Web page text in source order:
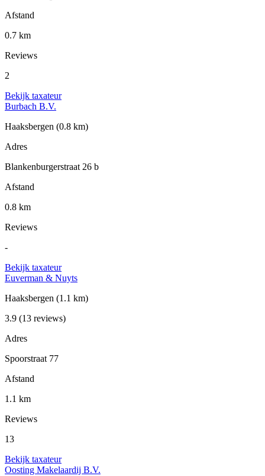
Afstand
0.7 km
Reviews
2
Bekijk taxateur
Burbach B.V.
Haaksbergen (0.8 km)
Adres
Blankenburgerstraat 26 b
Afstand
0.8 km
Reviews
-
Bekijk taxateur
Euverman & Nuyts
Haaksbergen (1.1 km)
3.9 (13 reviews)
Adres
Spoorstraat 77
Afstand
1.1 km
Reviews
13
Bekijk taxateur
Oosting Makelaardij B.V.